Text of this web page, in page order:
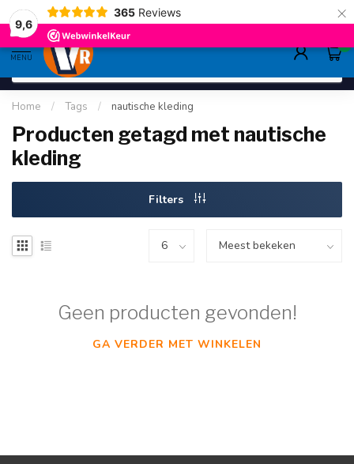
9,6
365 Reviews ×
gratis verzending>80,-
MENU
0
Home / Tags / nautische kleding
Producten getagd met nautische
kleding
Filters
Geen producten gevonden!
GA VERDER MET WINKELEN